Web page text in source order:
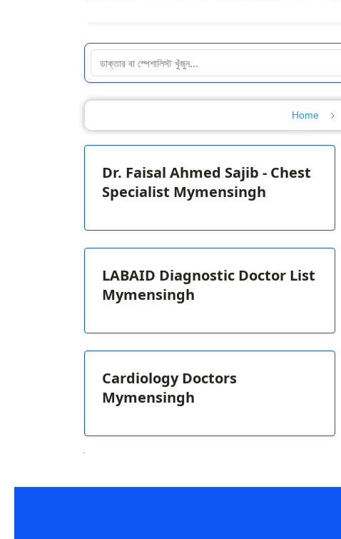
Home
Dr. Faisal Ahmed Sajib - Chest
Specialist Mymensingh
LABAID Diagnostic Doctor List
Mymensingh
Cardiology Doctors
Mymensingh